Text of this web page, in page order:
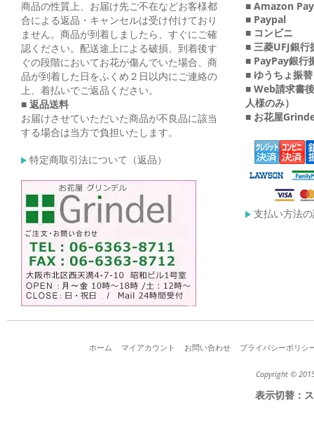
商品の性質上、お届け先ご不在などお客様都
合による返品・キャンセルは受け付けており
ません。商品が到着しましたら、すぐにご確
認ください。配送途上による破損、到着後す
ぐの段階においてお花が傷んでいた場合、商
品が到着した日をふくめ２日以内にご連絡の
上、着払いでご返品ください。
■ 返品送料
お届けさせていただいた商品が不良品に該当
する場合は当方で負担いたします。
特定商取引法について（返品）
■ Amazon Pay
■ Paypal
■ コンビニ
■ 三菱UFJ銀行
■ PayPay銀行
■ ゆうちょ振替
■ Web請求書
人様のみ）
■ お花屋
支払い方法
ホーム マイアカウント お問い合わせ プライバシーポリシ
Copyright ©
表示切替：